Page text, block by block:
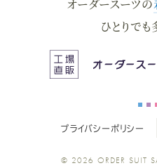
ー
ス
ツ
ー
ス
ー
オーダースーツの
ひとりでも
プライバシーポリシー
© 2026 ORDER SUIT